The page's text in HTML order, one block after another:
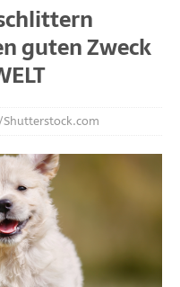
guten Zweck
Shutterstock.com